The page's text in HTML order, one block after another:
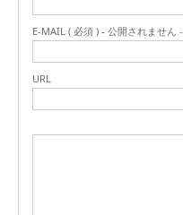
E-MAIL ( 必須 ) - 公開されません -
URL